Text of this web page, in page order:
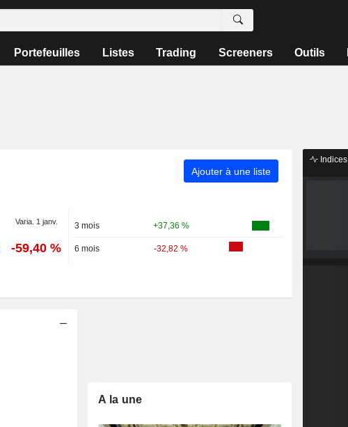
Portefeuilles Listes Trading Screeners Outils
Ajouter à une liste
Varia. 1 janv.
-59,40 %
3 mois +37,36 %
6 mois -32,82 %
A la une
Indices